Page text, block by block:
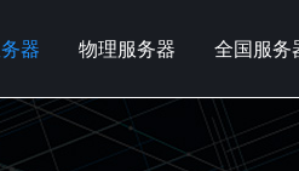
器 物理服务器 全国服务